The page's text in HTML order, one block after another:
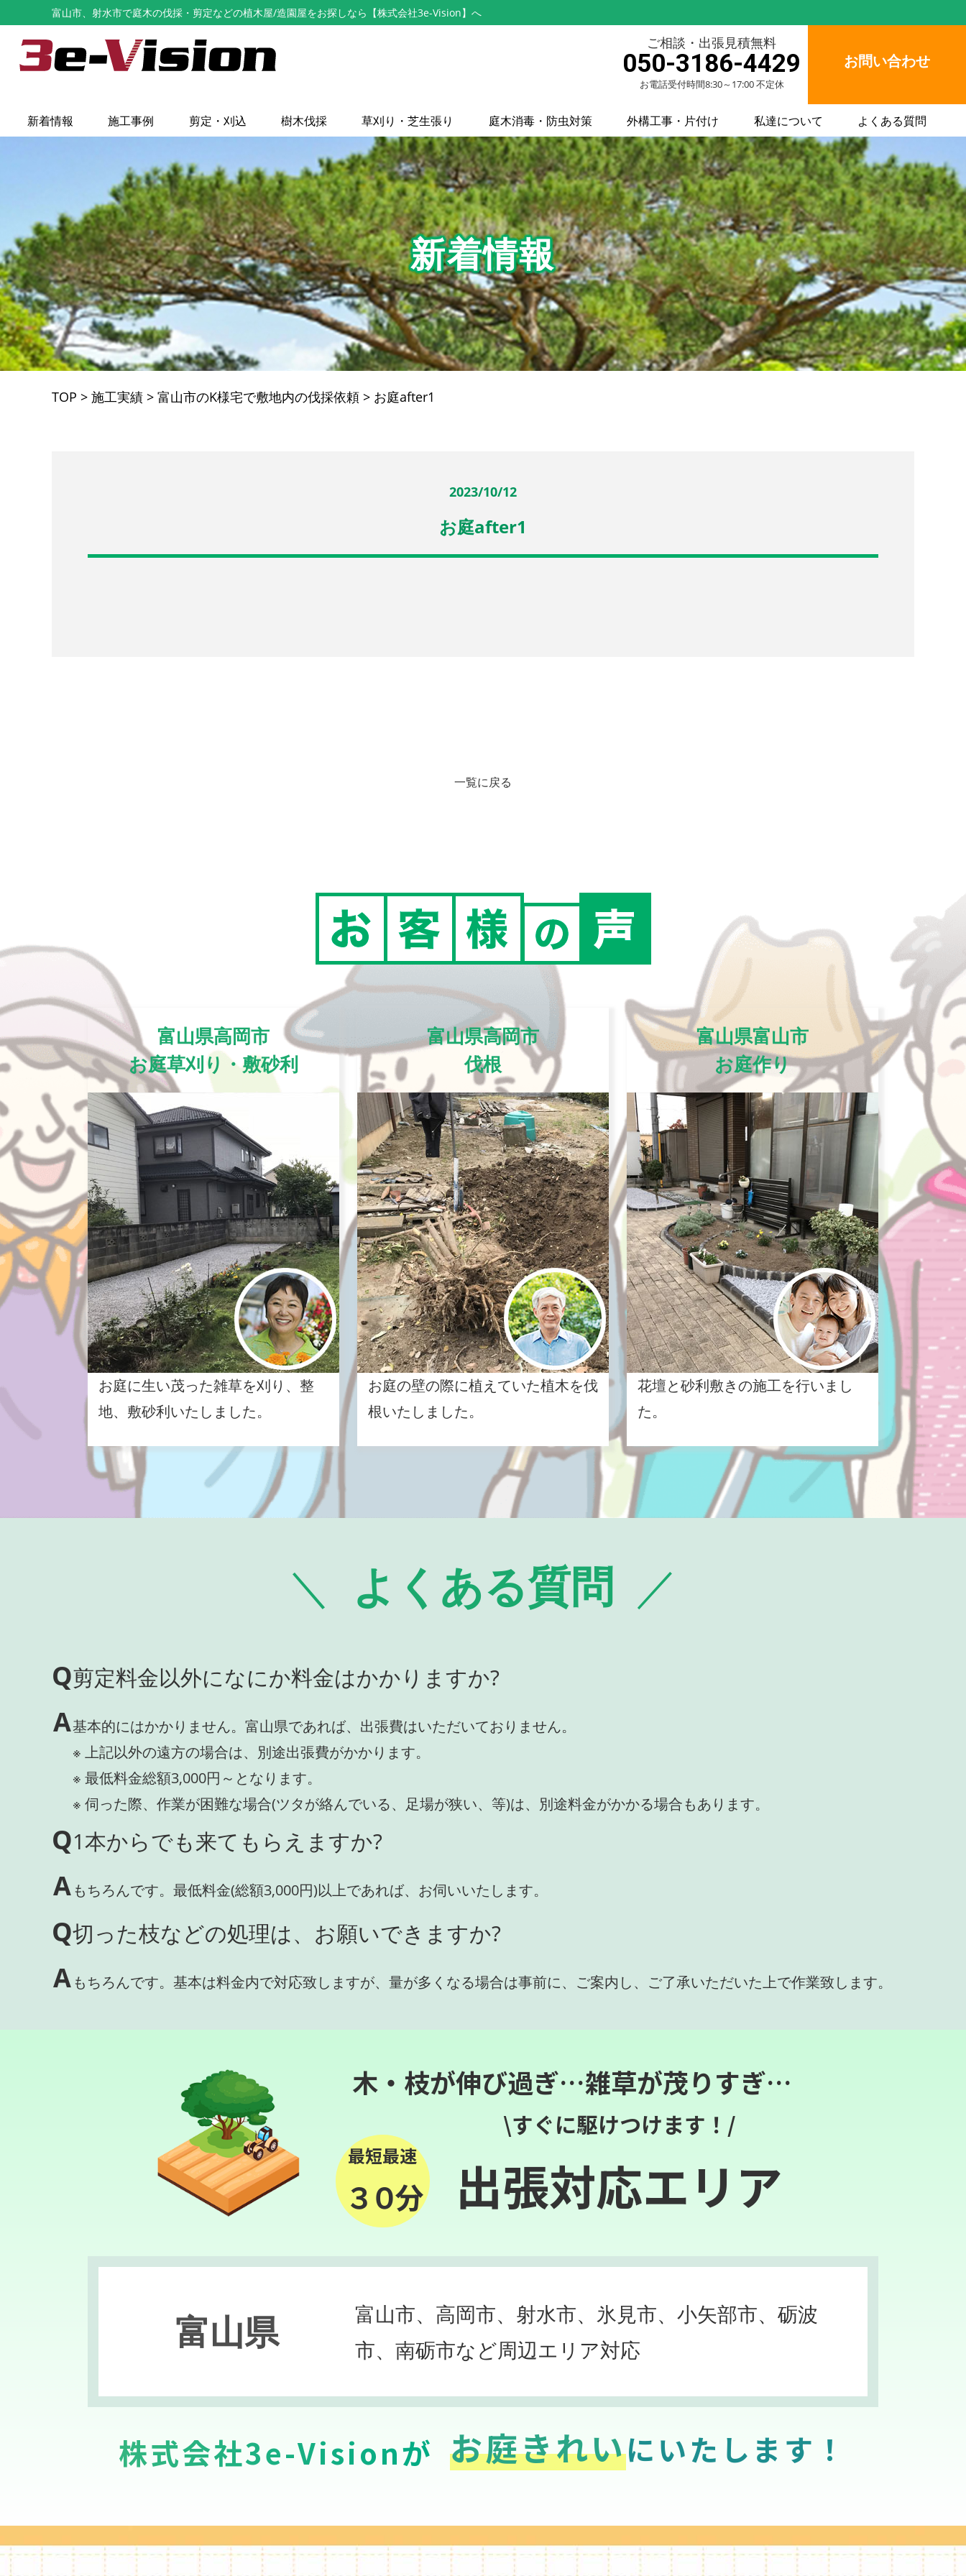
富山市、射水市で庭木の伐採・剪定などの植木屋/造園屋をお探しなら【株式会社3e-Vision】へ
ご相談・出張見積無料
050-3186-4429
お電話受付時間8:30～17:00 不定休
お問い合わせ
新着情報 施工事例 剪定・刈込 樹木伐採 草刈り・芝生張り 庭木消毒・防虫対策 外構工事・片付け 私達について よくある質問
新着情報
TOP > 施工実績 > 富山市のK様宅で敷地内の伐採依頼 > お庭after1
2023/10/12
お庭after1
一覧に戻る
富山県高岡市
お庭草刈り・敷砂利
お庭に生い茂った雑草を刈り、整
地、敷砂利いたしました。
富山県高岡市
伐根
お庭の壁の際に植えていた植木を伐
根いたしました。
富山県富山市
お庭作り
花壇と砂利敷きの施工を行いまし
た。
よくある質問
Q剪定料金以外になにか料金はかかりますか?
A基本的にはかかりません。富山県であれば、出張費はいただいておりません。
※ 上記以外の遠方の場合は、別途出張費がかかります。
※ 最低料金総額3,000円～となります。
※ 伺った際、作業が困難な場合(ツタが絡んでいる、足場が狭い、等)は、別途料金がかかる場合もあります。
Q1本からでも来てもらえますか?
Aもちろんです。最低料金(総額3,000円)以上であれば、お伺いいたします。
Q切った枝などの処理は、お願いできますか?
Aもちろんです。基本は料金内で対応致しますが、量が多くなる場合は事前に、ご案内し、ご了承いただいた上で作業致します。
木・枝が伸び過ぎ…雑草が茂りすぎ…
最短最速
３０分
\すぐに駆けつけます！/
出張対応エリア
富山県
富山市、高岡市、射水市、氷見市、小矢部市、砺波
市、南砺市など周辺エリア対応
株式会社3e-Visionが お庭きれいにいたします！